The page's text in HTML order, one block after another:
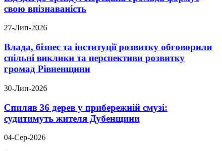
свою впізнаваність
27-Лип-2026
Влада, бізнес та інституції розвитку обговорили
спільні виклики та перспективи розвитку
громад Рівненщини
30-Лип-2026
Спиляв 36 дерев у прибережній смузі:
судитимуть жителя Дубенщини
04-Сер-2026